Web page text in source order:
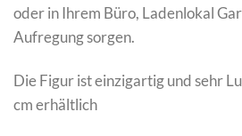
oder in Ihrem Büro, Ladenlokal
Aufregung sorgen.
Die Figur ist einzigartig und sehr
cm erhältlich